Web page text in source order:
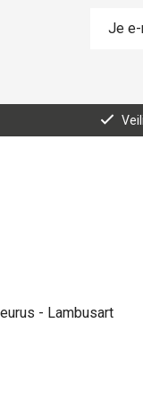
- Lambusart